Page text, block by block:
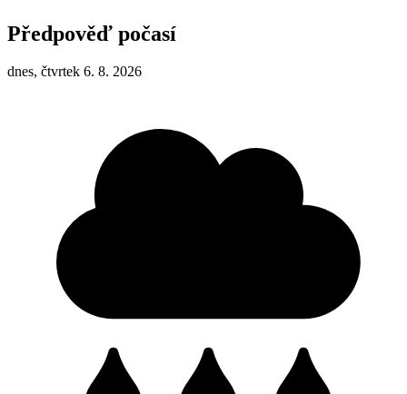
Předpověď počasí
dnes, čtvrtek 6. 8. 2026